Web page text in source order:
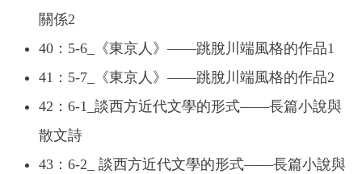
關係2
40：5-6_《東京人》——跳脫川端風格的作品1
41：5-7_《東京人》——跳脫川端風格的作品2
42：6-1_談西方近代文學的形式——長篇小說與
散文詩
43：6-2_ 談西方近代文學的形式——長篇小說與